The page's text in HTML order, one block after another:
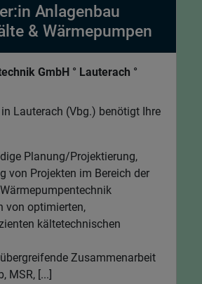
Anlagenbau
& Wärmepumpen
GmbH ° Lauterach °
Lauterach (Vbg.) benötigt Ihre
Planung/Projektierung,
von Projekten im Bereich der
von optimierten,
kältetechnischen
Zusammenarbeit
MSR, [...]